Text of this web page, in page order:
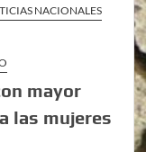
NACIONALES
mayor
las mujeres